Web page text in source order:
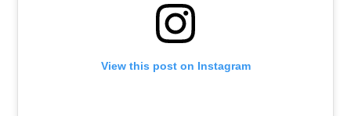
View this post on Instagram